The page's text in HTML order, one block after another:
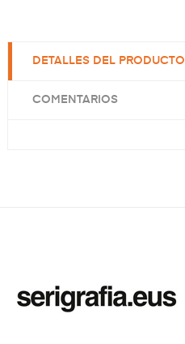
DETALLES DEL PRODUCTO
COMENTARIOS